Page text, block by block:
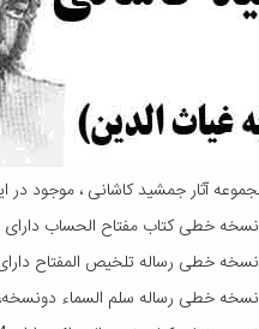
آثار جمشید کاشانی ، موجود در
خطی کتاب مفتاح الحساب دارای 250 صفحه
خطی رساله تلخیص المفتاح دارای 34
رساله سلم السماء دونسخه، یک نسخه دارای 37